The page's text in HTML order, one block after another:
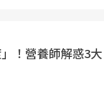
！營養師解惑3大